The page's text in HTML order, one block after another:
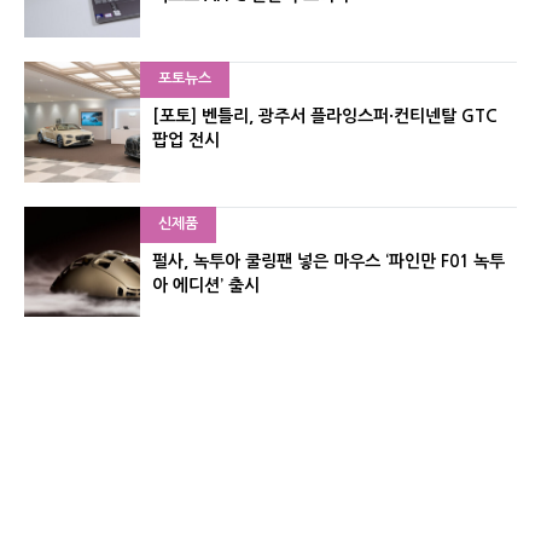
포토뉴스
[포토] 벤틀리, 광주서 플라잉스퍼·컨티넨탈 GTC
팝업 전시
신제품
펄사, 녹투아 쿨링팬 넣은 마우스 ‘파인만 F01 녹투
아 에디션’ 출시